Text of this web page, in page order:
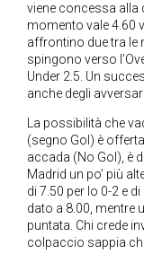
viene concessa alla
momento vale 4.60
affrontino due tra le
spingono verso
Under 2.5. Un
anche degli
La possibilità che
(segno Gol) è
accada (No Gol), è
Madrid un po’ più
di 7.50 per lo 0-2 e
dato a 8.00, mentre
puntata. Chi crede
colpaccio sappia